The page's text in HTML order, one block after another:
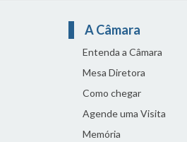
A Câmara
Entenda a Câmara
Mesa Diretora
Como chegar
Agende uma Visita
Memória